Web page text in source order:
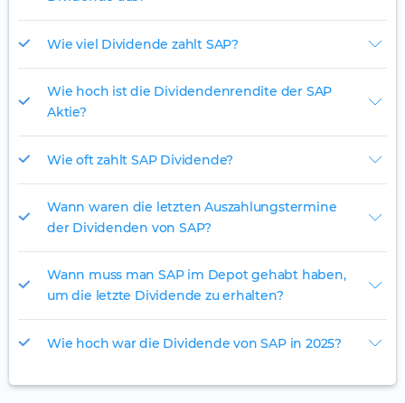
Wie viel Dividende zahlt SAP?
Wie hoch ist die Dividendenrendite der SAP
Aktie?
Wie oft zahlt SAP Dividende?
Wann waren die letzten Auszahlungstermine
der Dividenden von SAP?
Wann muss man SAP im Depot gehabt haben,
um die letzte Dividende zu erhalten?
Wie hoch war die Dividende von SAP in 2025?